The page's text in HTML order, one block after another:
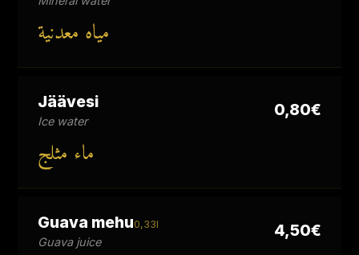
مياه معدنية
Jäävesi
Ice water
ماء مثلج
0,80€
Guava mehu0,33l
Guava juice
4,50€